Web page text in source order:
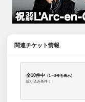
関連チケット情報
全10件中 （1～8件を表示）
絞り込み条件：